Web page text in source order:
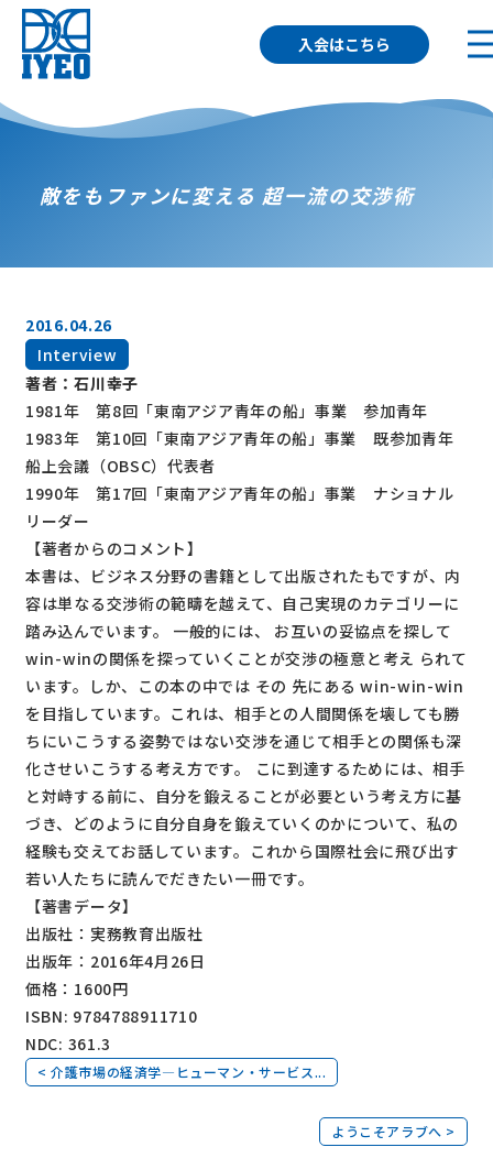
入会はこちら
敵をもファンに変える 超一流の交渉術
2016.04.26
Interview
著者：石川幸子
1981年 第8回「東南アジア青年の船」事業 参加青年
1983年 第10回「東南アジア青年の船」事業 既参加青年
船上会議（OBSC）代表者
1990年 第17回「東南アジア青年の船」事業 ナショナル
リーダー
【著者からのコメント】
本書は、ビジネス分野の書籍として出版されたもですが、内
容は単なる交渉術の範疇を越えて、自己実現のカテゴリーに
踏み込んでいます。 一般的には、 お互いの妥協点を探して
win-winの関係を探っていくことが交渉の極意と考え られて
います。しか、この本の中では その 先にある win-win-win
を目指しています。これは、相手との人間関係を壊しても勝
ちにいこうする姿勢ではない交渉を通じて相手との関係も深
化させいこうする考え方です。 こに到達するためには、相手
と対峙する前に、自分を鍛えることが必要という考え方に基
づき、どのように自分自身を鍛えていくのかについて、私の
経験も交えてお話しています。これから国際社会に飛び出す
若い人たちに読んでだきたい一冊です。
【著書データ】
出版社：実務教育出版社
出版年：2016年4月26日
価格：1600円
ISBN: 9784788911710
NDC: 361.3
< 介護市場の経済学―ヒューマン・サービス...
ようこそアラブへ >